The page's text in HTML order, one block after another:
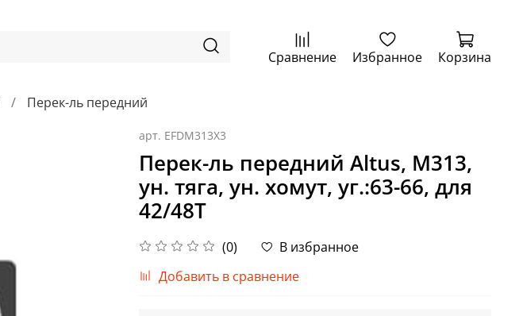
Сравнение Избранное Корзина
Перек-ль передний
арт. EFDM313X3
Перек-ль передний Altus, M313,
ун. тяга, ун. хомут, уг.:63-66, для
42/48T
(0)
В избранное
Добавить в сравнение